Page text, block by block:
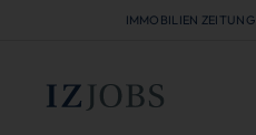
IMMOBILIEN ZEITUNG